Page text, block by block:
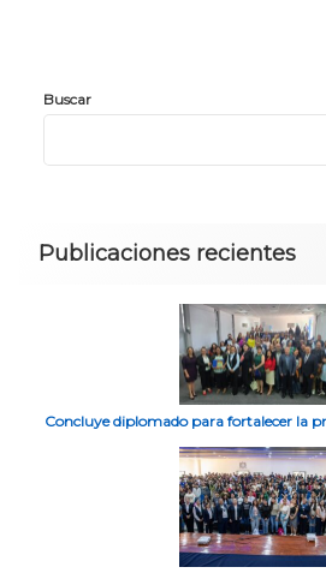
Buscar
Publicaciones recientes
Concluye diplomado para fortalecer la